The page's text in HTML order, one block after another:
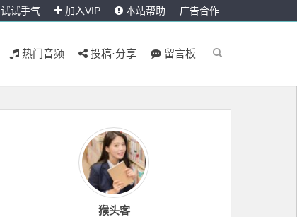
试试手气 加入VIP 本站帮助 广告合作
热门音频 投稿·分享 留言板
猴头客